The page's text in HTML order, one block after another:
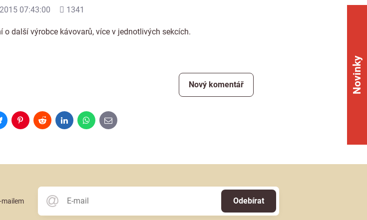
07:43:00
Počet
1341
o další výrobce kávovarů, více v jednotlivých sekcích.
Nový komentář
PinterestRedditLinkedInWhatsApp
E-
mail
Odebírat
mailem
Novinky